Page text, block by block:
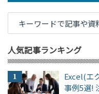
人気記事ランキング
Excel(エ
事例5選!